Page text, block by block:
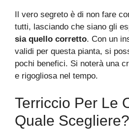
Il vero segreto è di non fare
tutti, lasciando che siano gli
sia quello corretto. Con un
validi per questa pianta, si
pochi benefici. Si noterà una
e rigogliosa nel tempo.
Terriccio Per Le
Quale Scegliere?